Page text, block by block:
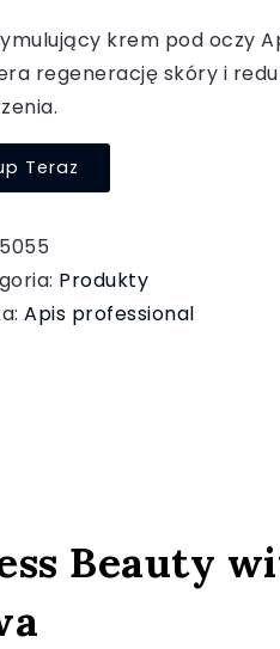
krem pod oczy
regenerację skóry i
Teraz
5055
Produkty
Apis professional
Beauty